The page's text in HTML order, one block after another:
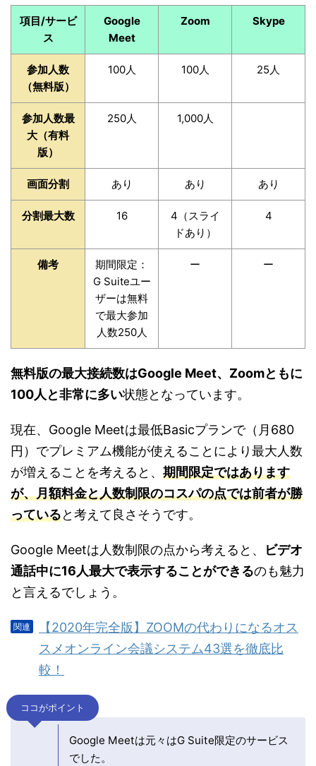
項目/サービ
ス
Google
Meet
Zoom Skype
参加人数
（無料版）
100人 100人 25人
参加人数最
大（有料
版）
250人 1,000人
画面分割 あり あり あり
分割最大数 16
4（スライ
ドあり）
4
備考
期間限定：
G Suiteユー
ザーは無料
で最大参加
人数250人
ー ー
無料版の最大接続数はGoogle Meet、Zoomともに
100人と非常に多い状態となっています。
現在、Google Meetは最低Basicプランで（月680
円）でプレミアム機能が使えることにより最大人数
が増えることを考えると、 期間限定ではあります
が、月額料金と人数制限のコスパの点では前者が勝
っていると考えて良さそうです。
Google Meetは人数制限の点から考えると、
ビデオ
通話中に16人最大で表示することができるのも魅力
と言えるでしょう。
【2020年完全版】ZOOMの代わりになるオス
スメオンライン会議システム43選を徹底比
較！
ココがポイント
Google Meetは元々はG Suite限定のサービス
でした。